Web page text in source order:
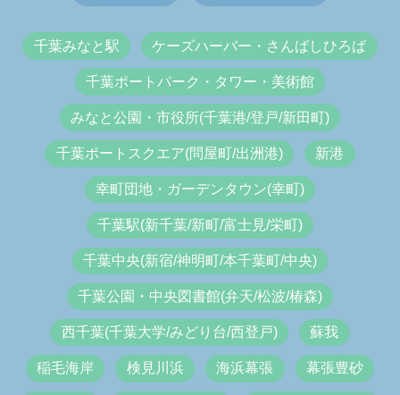
千葉みなと駅 ケーズハーバー・さんばしひろば
千葉ポートパーク・タワー・美術館
みなと公園・市役所(千葉港/登戸/新田町)
千葉ポートスクエア(問屋町/出洲港) 新港
幸町団地・ガーデンタウン(幸町)
千葉駅(新千葉/新町/富士見/栄町)
千葉中央(新宿/神明町/本千葉町/中央)
千葉公園・中央図書館(弁天/松波/椿森)
西千葉(千葉大学/みどり台/西登戸) 蘇我
稲毛海岸 検見川浜 海浜幕張 幕張豊砂